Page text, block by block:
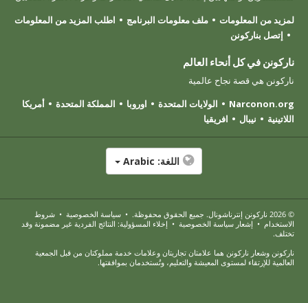
لمزيد من المعلومات
ملف معلومات البرنامج
اطلب المزيد من المعلومات
إتصل بناركونن
ناركونن في كل أنحاء العالم
ناركونن هي قصة نجاح عالمية
Narconon.org
الولايات المتحدة اوروبا المملكة المتحدة
أمريكا
اللاتينية
نيبال افريقيا
اللغة:
© 2026 ناركونن إنترناشونال. جميع الحقوق محفوظة. • سياسة الخصوصية • شروط
الاستخدام • إشعار سياسة الخصوصية • إخلاء المسؤولية: النتائج الفردية غير مضمونة وقد
تختلف.
ناركونن وشعار ناركونن هما علامتان تجاريتان وعلامات خدمة مملوكتان من قبل الجمعية
العالمية للإرتقاء لمستوى المعيشة والتعليم، وتُستخدمان بموافقتها.